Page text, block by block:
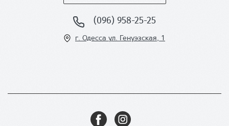
г. Одесса ул. Генуэзская, 1
(096) 958-25-25